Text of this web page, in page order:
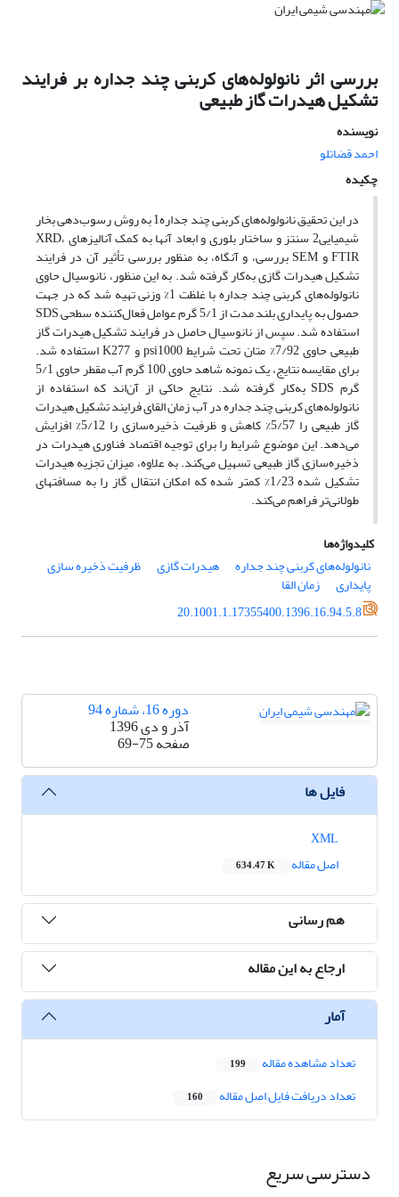
بررسی اثر نانولوله‌های کربنی چند‌ جداره بر فرایند
تشکیل هیدرات گاز طبیعی
نویسنده
احمد قضاتلو
چکیده
در این تحقیق نانولوله‌های کربنی چند جداره1 به روش رسوب‌دهی بخار
شیمیایی2 سنتز و ساختار بلوری و ابعاد آنها به کمک آنالیز‌های XRD،
FTIR و SEM بررسی، و آنگاه، به منظور بررسی تأثیر آن در فرایند
تشکیل هیدرات گازی به‌کار گرفته شد. به این منظور، نانوسیال حاوی
نانولوله‌های کربنی چند جداره با غلظت 1% وزنی تهیه شد که در جهت
حصول به پایداری بلند مدت از 5/1 گرم عوامل فعال‌کننده سطحی SDS
استفاده شد. سپس از نانوسیال حاصل در فرایند تشکیل هیدرات گاز
طبیعی حاوی 7/92% متان تحت شرایط psi1000 و K277 استفاده شد.
برای مقایسه نتایج، یک نمونه شاهد حاوی 100 گرم آب مقطر حاوی 5/1
گرم SDS به‌کار گرفته شد. نتایج حاکی از آن‌اند که استفاده از
نانولوله‌های کربنی چند جداره در آب زمان القای فرایند تشکیل هیدرات
گاز طبیعی را 5/57% کاهش و ظرفیت ذخیره‌سازی را 5/12% افزایش
می‌دهد. این موضوع شرایط را برای توجیه اقتصاد فناوری هیدرات در
ذخیره‌سازی گاز طبیعی تسهیل می‌کند. به علاوه، میزان تجزیه هیدرات
تشکیل شده 1/23% کمتر شده که امکان انتقال گاز را به مسافتهای
طولانی‌تر فراهم می‌کند.
کلیدواژه‌ها
نانولوله‌های کربنی چند جداره
هیدرات گازی ظرفیت ذخیره سازی
پایداری
زمان القا
20.1001.1.17355400.1396.16.94.5.8
دوره 16، شماره 94
آذر و دی 1396
صفحه69-75
فایل ها
اصل مقاله
634.47 K
هم رسانی
ارجاع به این مقاله
آمار
تعداد مشاهده مقاله 199
تعداد دریافت فایل اصل مقاله 160
دسترسی سریع